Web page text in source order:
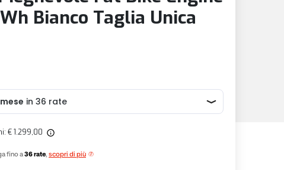
Bianco Taglia Unica
€ 1.299,00
fino a36 rate, scopri di più